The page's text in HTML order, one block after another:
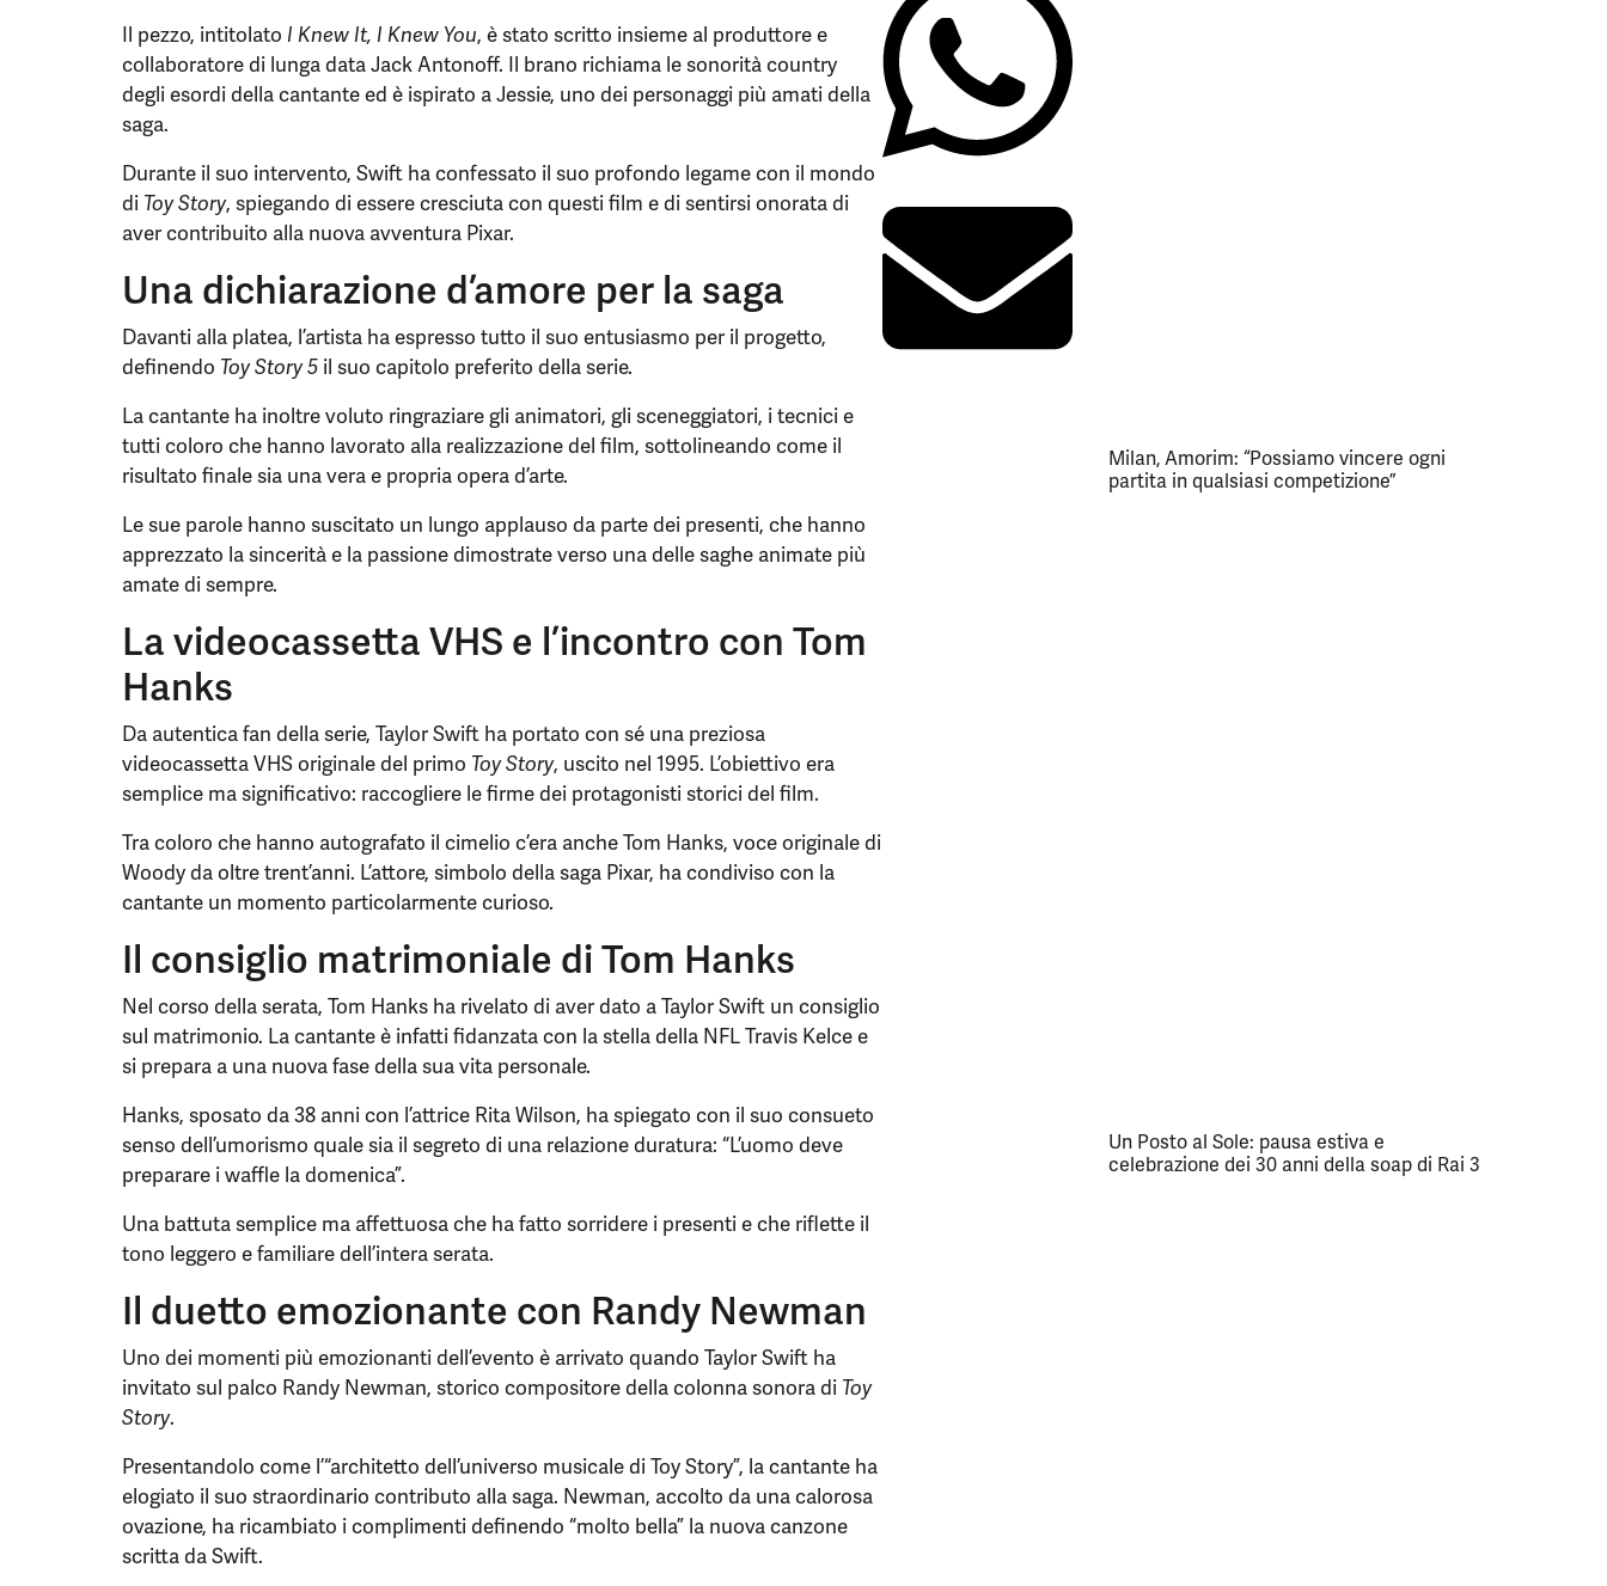
Il pezzo, intitolato I Knew It, I Knew You, è stato scritto insieme al produttore e
collaboratore di lunga data Jack Antonoff. Il brano richiama le sonorità country
degli esordi della cantante ed è ispirato a Jessie, uno dei personaggi più amati della
saga.
Durante il suo intervento, Swift ha confessato il suo profondo legame con il mondo
di Toy Story, spiegando di essere cresciuta con questi film e di sentirsi onorata di
aver contribuito alla nuova avventura Pixar.
Una dichiarazione d’amore per la saga
Davanti alla platea, l’artista ha espresso tutto il suo entusiasmo per il progetto,
definendo Toy Story 5 il suo capitolo preferito della serie.
La cantante ha inoltre voluto ringraziare gli animatori, gli sceneggiatori, i tecnici e
tutti coloro che hanno lavorato alla realizzazione del film, sottolineando come il
risultato finale sia una vera e propria opera d’arte.
Le sue parole hanno suscitato un lungo applauso da parte dei presenti, che hanno
apprezzato la sincerità e la passione dimostrate verso una delle saghe animate più
amate di sempre.
La videocassetta VHS e l’incontro con Tom
Hanks
Da autentica fan della serie, Taylor Swift ha portato con sé una preziosa
videocassetta VHS originale del primo Toy Story, uscito nel 1995. L’obiettivo era
semplice ma significativo: raccogliere le firme dei protagonisti storici del film.
Tra coloro che hanno autografato il cimelio c’era anche Tom Hanks, voce originale di
Woody da oltre trent’anni. L’attore, simbolo della saga Pixar, ha condiviso con la
cantante un momento particolarmente curioso.
Il consiglio matrimoniale di Tom Hanks
Nel corso della serata, Tom Hanks ha rivelato di aver dato a Taylor Swift un consiglio
sul matrimonio. La cantante è infatti fidanzata con la stella della NFL Travis Kelce e
si prepara a una nuova fase della sua vita personale.
Hanks, sposato da 38 anni con l’attrice Rita Wilson, ha spiegato con il suo consueto
senso dell’umorismo quale sia il segreto di una relazione duratura: “L’uomo deve
preparare i waffle la domenica”.
Una battuta semplice ma affettuosa che ha fatto sorridere i presenti e che riflette il
tono leggero e familiare dell’intera serata.
Il duetto emozionante con Randy Newman
Uno dei momenti più emozionanti dell’evento è arrivato quando Taylor Swift ha
invitato sul palco Randy Newman, storico compositore della colonna sonora di Toy
Story.
Presentandolo come l’“architetto dell’universo musicale di Toy Story”, la cantante ha
elogiato il suo straordinario contributo alla saga. Newman, accolto da una calorosa
ovazione, ha ricambiato i complimenti definendo “molto bella” la nuova canzone
scritta da Swift.
Milan, Amorim: “Possiamo vincere ogni
partita in qualsiasi competizione”
Un Posto al Sole: pausa estiva e
celebrazione dei 30 anni della soap di Rai 3